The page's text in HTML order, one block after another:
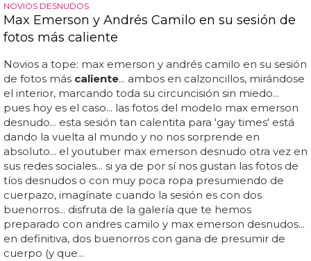
NOVIOS DESNUDOS
Max Emerson y Andrés Camilo en su sesión de
fotos más caliente
Novios a tope: max emerson y andrés camilo en su sesión
de fotos más caliente... ambos en calzoncillos, mirándose
el interior, marcando toda su circuncisión sin miedo...
pues hoy es el caso... las fotos del modelo max emerson
desnudo... esta sesión tan calentita para 'gay times' está
dando la vuelta al mundo y no nos sorprende en
absoluto... el youtuber max emerson desnudo otra vez en
sus redes sociales... si ya de por sí nos gustan las fotos de
tíos desnudos o con muy poca ropa presumiendo de
cuerpazo, imagínate cuando la sesión es con dos
buenorros... disfruta de la galería que te hemos
preparado con andres camilo y max emerson desnudos...
en definitiva, dos buenorros con gana de presumir de
cuerpo (y que...